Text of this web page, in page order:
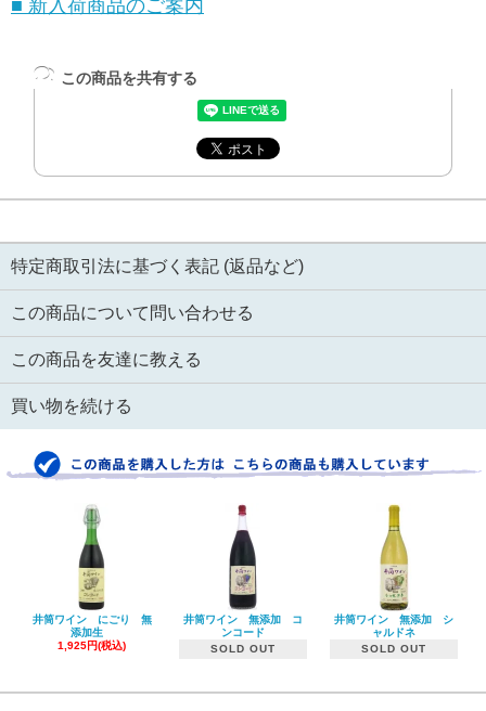
■ 新入荷商品のご案内
この商品を共有する
特定商取引法に基づく表記 (返品など)
この商品について問い合わせる
この商品を友達に教える
買い物を続ける
井筒ワイン にごり 無
添加生
1,925円(税込)
井筒ワイン 無添加 コ
ンコード
SOLD OUT
井筒ワイン 無添加 シ
ャルドネ
SOLD OUT